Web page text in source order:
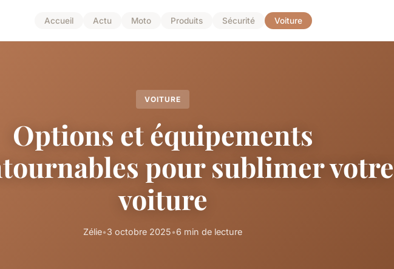
Accueil Actu Moto Produits Sécurité Voiture
VOITURE
Options et équipements
pour sublimer votre
voiture
Zélie•3 octobre 2025•6 min de lecture